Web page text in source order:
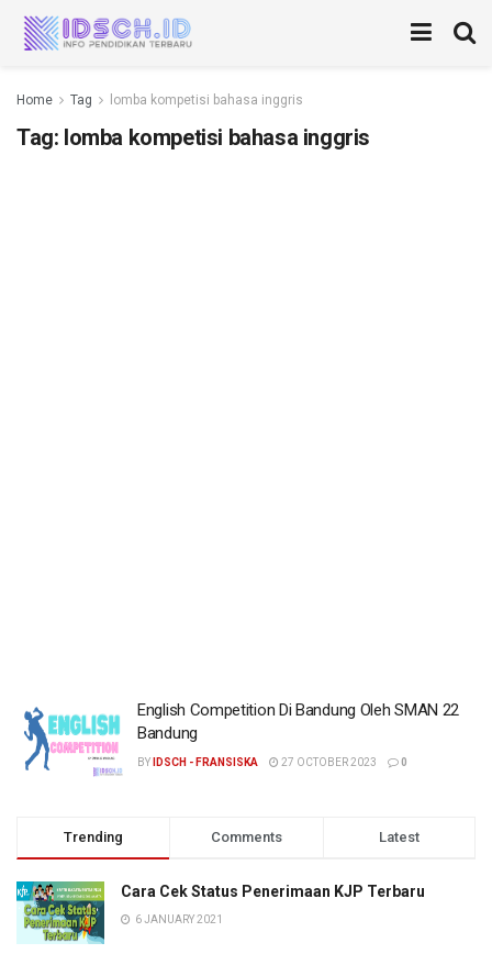
Home Tag lomba kompetisi bahasa inggris
Tag: lomba kompetisi bahasa inggris
English Competition Di Bandung Oleh SMAN 22
Bandung
BY IDSCH - FRANSISKA 27 OCTOBER 2023 0
Trending Comments Latest
Cara Cek Status Penerimaan KJP Terbaru
6 JANUARY 2021